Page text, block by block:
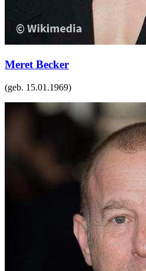
Meret Becker
(geb. 15.01.1969)